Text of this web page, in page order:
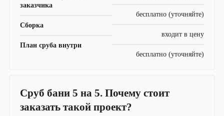
заказчика
бесплатно (уточняйте)
Сборка
входит в цену
План сруба внутри
бесплатно (уточняйте)
Сруб бани 5 на 5. Почему стоит
заказать такой проект?